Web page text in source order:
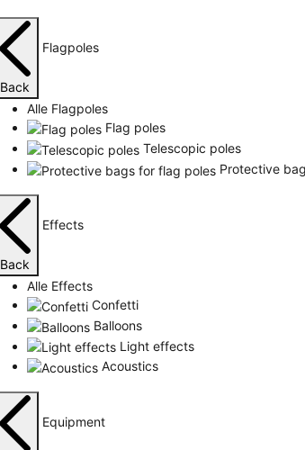
Back
Flagpoles
Alle Flagpoles
Flag poles
Telescopic poles
Protective
Back
Effects
Alle Effects
Confetti
Balloons
Light effects
Acoustics
Equipment